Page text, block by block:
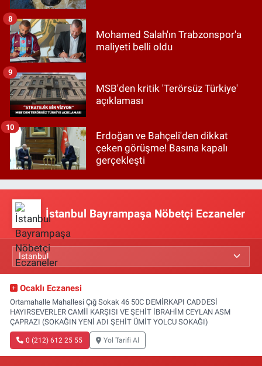
Mohamed Salah'ın Trabzonspor'a
maliyeti belli oldu
8
MSB'den kritik 'Terörsüz Türkiye'
açıklaması
9
Erdoğan ve Bahçeli'den dikkat
çeken görüşme! Basına kapalı
gerçekleşti
10
İstanbul Bayrampaşa Nöbetçi Eczaneler
Ocaklı Eczanesi
Ortamahalle Mahallesi Çığ Sokak 46 50C DEMİRKAPI CADDESİ
HAYIRSEVERLER CAMİİ KARŞISI VE ŞEHİT İBRAHİM CEYLAN ASM
ÇAPRAZI (SOKAĞIN YENİ ADI ŞEHİT ÜMİT YOLCU SOKAĞI)
0 (212) 612 25 55 Yol Tarifi Al